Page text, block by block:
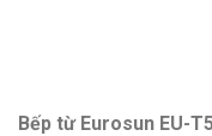
Phối
Bếp từ Eurosun EU-